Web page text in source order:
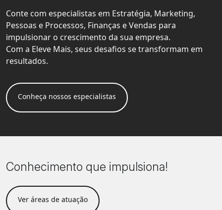
Conte com especialistas em Estratégia, Marketing,
Pessoas e Processos, Finanças e Vendas para
impulsionar o crescimento da sua empresa.
Com a Eleve Mais, seus desafios se transformam em
resultados.
Conheça nossos especialistas
Conhecimento que impulsiona!
Ver áreas de atuação